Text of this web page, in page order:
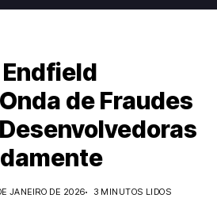
de Fraudes
JANEIRO DE 2026
3 MINUTOS LIDOS